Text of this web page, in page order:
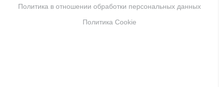
Политика в отношении обработки персональных данных
Политика Cookie